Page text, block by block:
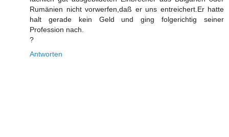
Rumänien nicht vorwerfen,daß er uns entreichert.Er hatte
halt gerade kein Geld und ging folgerichtig seiner
Profession nach.
?
Antworten